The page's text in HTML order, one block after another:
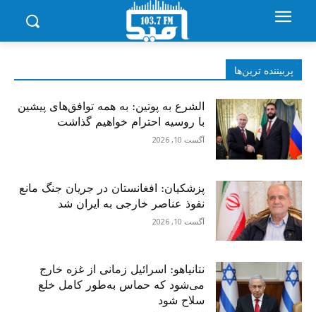
پربیننده‌ ترین‌ها
الشرع به پوتین: به همه توافق‌های پیشین
با روسیه احترام خواهیم گذاشت
آگست 10, 2026
پزشکیان: افغانستان در جریان جنگ مانع
نفوذ عناصر خارجی به ایران شد
آگست 10, 2026
نتانیاهو: اسرائیل زمانی از غزه خارج
می‌شود که حماس به‌طور کامل خلع
سلاح شود